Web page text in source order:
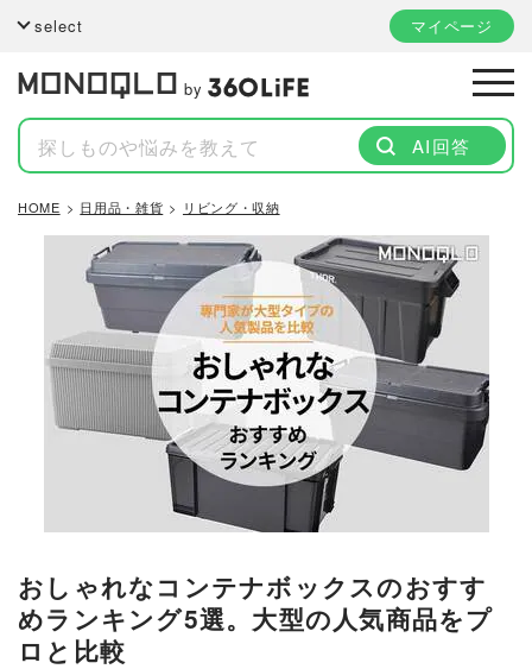
select マイページ
by
AI回答
HOME 日用品・雑貨 リビング・収納
おしゃれなコンテナボックスのおすす
めランキング5選。大型の人気商品をプ
ロと比較